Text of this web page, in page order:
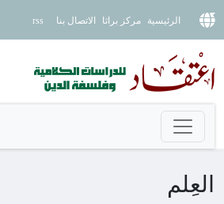
الرئيسية مركز براثا الاتصال بنا rss
العِلم